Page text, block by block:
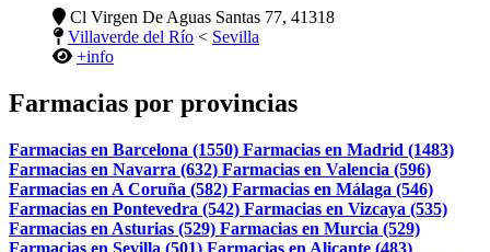
Cl Virgen De Aguas Santas 77, 41318
Villaverde del Río < Sevilla
+info
Farmacias por provincias
Farmacias en Barcelona (1550) Farmacias en Madrid (1483)
Farmacias en Navarra (632) Farmacias en Valencia (596)
Farmacias en A Coruña (582) Farmacias en Málaga (546)
Farmacias en Pontevedra (542) Farmacias en Vizcaya (535)
Farmacias en Asturias (529) Farmacias en Murcia (529)